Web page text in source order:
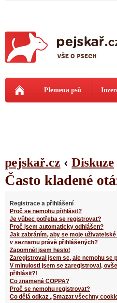
Plemena psů
pejskař.cz ‹ Diskuze
Často kladené
Registrace a přihlášení
Proč se nemohu přihlásit?
Je vůbec potřeba se registrovat?
Proč jsem automaticky odhlášen?
Jak zabráním, aby se moje
v seznamu právě přihlášených?
Zapomněl jsem heslo!
Zaregistroval jsem se, ale nemohu se
V minulosti jsem se zaregistroval,
přihlásit?!
Co znamená COPPA?
Proč se nemohu registrovat?
Co dělá odkaz „Smazat všechny